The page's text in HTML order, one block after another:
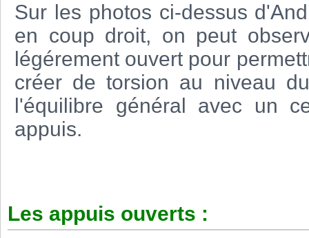
Sur les photos ci-dessus
en coup droit, on peut
légérement ouvert pour
créer de torsion au niveau
l'équilibre général avec un
appuis.
Les appuis ouverts :